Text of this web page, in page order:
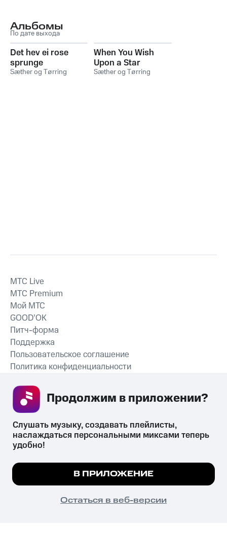
Альбомы
По дате выхода
Det hev ei rose
sprunge
Sæther og Tørring
When You Wish
Upon a Star
Sæther og Tørring
СКАЧАТЬ ПРИЛОЖЕНИЕ
MTС Live
MTС Premium
Мой МТС
GOOD’OK
Питч-форма
Поддержка
Пользовательское соглашение
Политика конфиденциальности
психотропных веществ, их аналогов причиняет вред здоровью,
их незаконный оборот запрещён и влечёт установленную
законодательством ответственность.
© 2026 ООО «КИОН».
Все права защищены
Мы используем куки, чтобы на сайте все
Подробнее
ПОНЯТНО
Слушать музыку, создавать плейлисты,
наслаждаться персональными миксами теперь
удобно!
В ПРИЛОЖЕНИЕ
Остаться в веб-версии